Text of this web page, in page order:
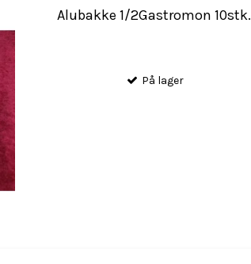
Alubakke 1/2Gastromon 10stk.
På lager